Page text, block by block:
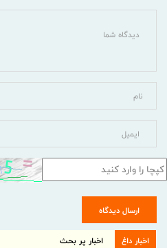
ارسال دیدگاه
اخبار داغ اخبار پر بحث